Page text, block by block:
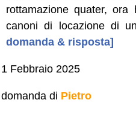
rottamazione quater,
canoni di locazione di
domanda & risposta]
1 Febbraio 2025
domanda di Pietro